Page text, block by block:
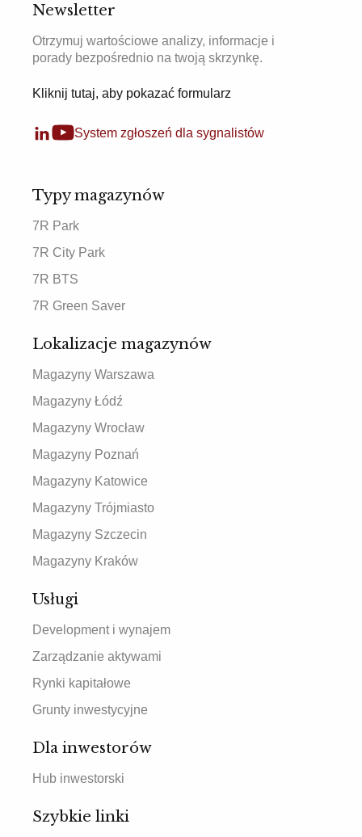
Newsletter
Otrzymuj wartościowe analizy, informacje i
porady bezpośrednio na twoją skrzynkę.
Kliknij tutaj, aby pokazać formularz
System zgłoszeń dla sygnalistów
Typy magazynów
7R Park
7R City Park
7R BTS
7R Green Saver
Lokalizacje magazynów
Magazyny Warszawa
Magazyny Łódź
Magazyny Wrocław
Magazyny Poznań
Magazyny Katowice
Magazyny Trójmiasto
Magazyny Szczecin
Magazyny Kraków
Usługi
Development i wynajem
Zarządzanie aktywami
Rynki kapitałowe
Grunty inwestycyjne
Dla inwestorów
Hub inwestorski
Szybkie linki